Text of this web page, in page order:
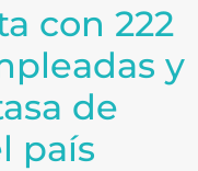
con 222
y
de
país